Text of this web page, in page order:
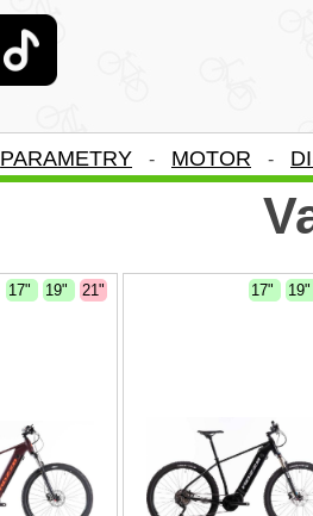
PARAMETRY - MOTOR -
17" 19" 21" 17"